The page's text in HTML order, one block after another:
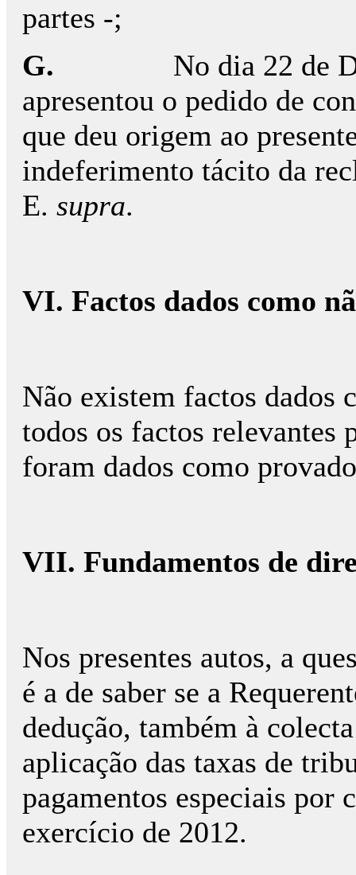
partes -;
G. No dia 22 de
apresentou o pedido de
que deu origem ao
indeferimento tácito da
E. supra.
VI. Factos dados como
Não existem factos dados
todos os factos relevantes
foram dados como
VII. Fundamentos de
Nos presentes autos, a
é a de saber se a
dedução, também à
aplicação das taxas de
pagamentos especiais por
exercício de 2012.